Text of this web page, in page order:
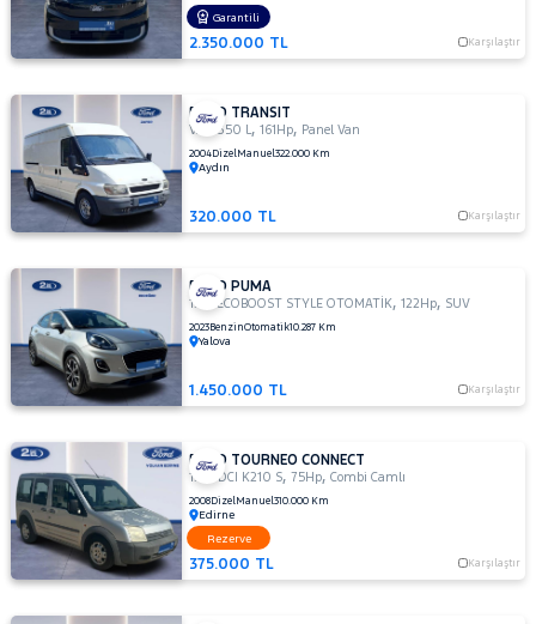
NISSAN
OPEL
PEUGEOT
RENAULT
SEAT
SKODA
SSANGYONG
SUBARU
TESLA
TOGG
TOYOTA
VOLKSWAGEN
VOLVO
2.350.000 TL Karşılaştır
Garantili
FORD TRANSIT
VAN 350 L,161Hp, Panel Van
2004DizelManuel322.000 Km
Aydın
320.000 TL Karşılaştır
FORD PUMA
1.0L ECOBOOST STYLE OTOMATİK,122Hp, SUV
2023BenzinOtomatik10.287 Km
Yalova
1.450.000 TL Karşılaştır
FORD TOURNEO CONNECT
1.8 TDCI K210 S,75Hp,Combi Camlı
2008DizelManuel310.000 Km
Edirne
375.000 TL Karşılaştır
Rezerve